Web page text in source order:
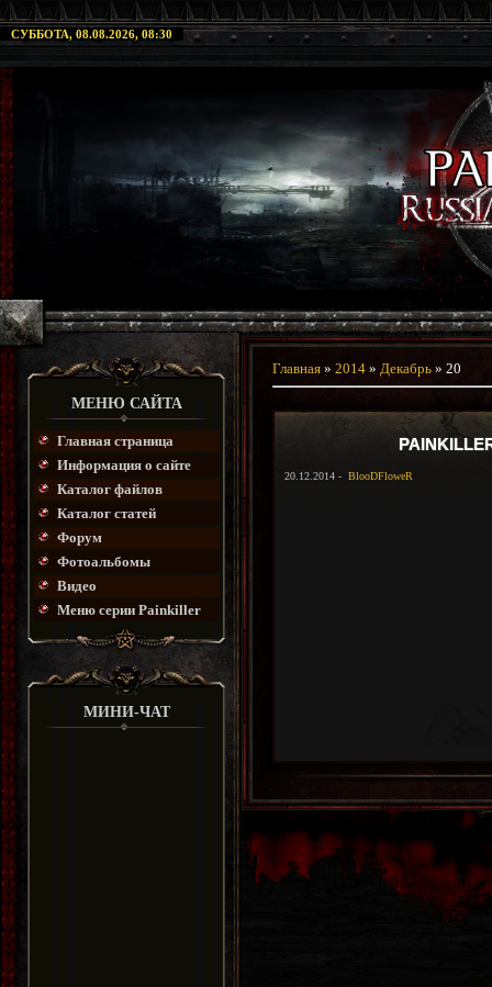
СУББОТА, 08.08.2026, 08:30
МЕНЮ САЙТА
Главная страница
Информация о сайте
Каталог файлов
Каталог статей
Форум
Фотоальбомы
Видео
Меню серии Painkiller
МИНИ-ЧАТ
Главная » 2014 » Декабрь » 20
20.12.2014 - BlooDFloweR